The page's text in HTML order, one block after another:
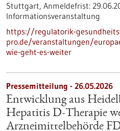
Stuttgart, Anmeldefrist:
Informationsveranstaltung
https://regulatorik-
pro.de/veranstaltungen/
wie-geht-es-weiter
Pressemitteilung - 26.05.2026
Entwicklung aus
Hepatitis D-Therapie
Arzneimittelbehörde